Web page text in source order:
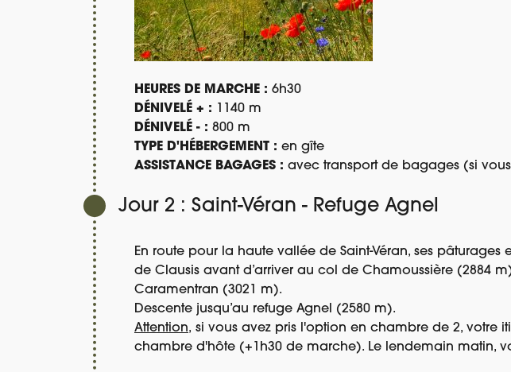
HEURES DE MARCHE : 6h30
DÉNIVELÉ + : 1140 m
DÉNIVELÉ - : 800 m
TYPE D'HÉBERGEMENT : en gîte
ASSISTANCE BAGAGES : avec transport de bagages (si
Jour 2 : Saint-Véran - Refuge Agnel
En route pour la haute vallée de Saint-Véran, ses
de Clausis avant d’arriver au col de Chamoussière (2884
Caramentran (3021 m).
Descente jusqu’au refuge Agnel (2580 m).
Attention, si vous avez pris l'option en chambre de 2, votre
chambre d'hôte (+1h30 de marche). Le lendemain matin,